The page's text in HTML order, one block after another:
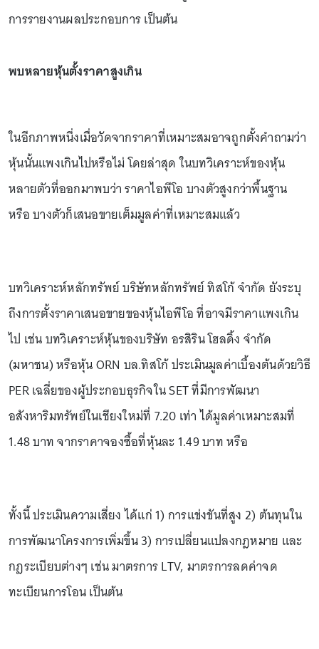
การรายงานผลประกอบการ เป็นต้น
พบหลายหุ้นตั้งราคาสูงเกิน
ในอีกภาพหนึ่งเมื่อวัดจากราคาที่เหมาะสมอาจถูกตั้งคำถามว่า
หุ้นนั้นแพงเกินไปหรือไม่ โดยล่าสุด ในบทวิเคราะห์ของหุ้น
หลายตัวที่ออกมาพบว่า ราคาไอพีโอ บางตัวสูงกว่าพื้นฐาน
หรือ บางตัวก็เสนอขายเต็มมูลค่าที่เหมาะสมแล้ว
บทวิเคราะห์หลักทรัพย์ บริษัทหลักทรัพย์ ทิสโก้ จำกัด ยังระบุ
ถึงการตั้งราคาเสนอขายของหุ้นไอพีโอ ที่อาจมีราคาแพงเกิน
ไป เช่น บทวิเคราะห์หุ้นของบริษัท อรสิริน โฮลดิ้ง จำกัด
(มหาชน) หรือหุ้น ORN บล.ทิสโก้ ประเมินมูลค่าเบื้องต้นด้วยวิธี
PER เฉลี่ยของผู้ประกอบธุรกิจใน SET ที่มีการพัฒนา
อสังหาริมทรัพย์ในเชียงใหม่ที่ 7.20 เท่า ได้มูลค่าเหมาะสมที่
1.48 บาท จากราคาจองซื้อที่หุ้นละ 1.49 บาท หรือ
ทั้งนี้ ประเมินความเสี่ยง ได้แก่ 1) การแข่งขันที่สูง 2) ต้นทุนใน
การพัฒนาโครงการเพิ่มขึ้น 3) การเปลี่ยนแปลงกฎหมาย และ
กฎระเบียบต่างๆ เช่น มาตรการ LTV, มาตรการลดค่าจด
ทะเบียนการโอน เป็นต้น